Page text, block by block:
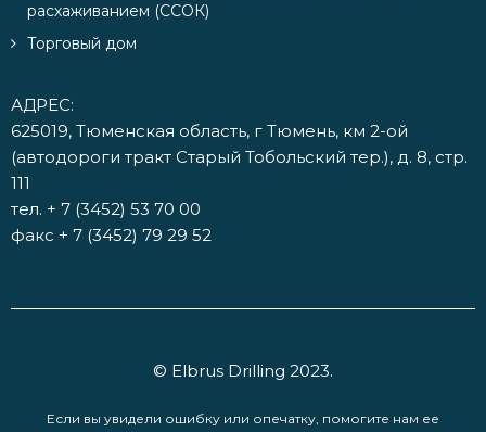
расхаживанием (ССОК)
Торговый дом
АДРЕС:
625019, Тюменская область, г Тюмень, км 2-ой
(автодороги тракт Старый Тобольский тер.), д. 8, стр.
111
тел. + 7 (3452) 53 70 00
факс + 7 (3452) 79 29 52
© Elbrus Drilling 2023.
Если вы увидели ошибку или опечатку, помогите нам ее